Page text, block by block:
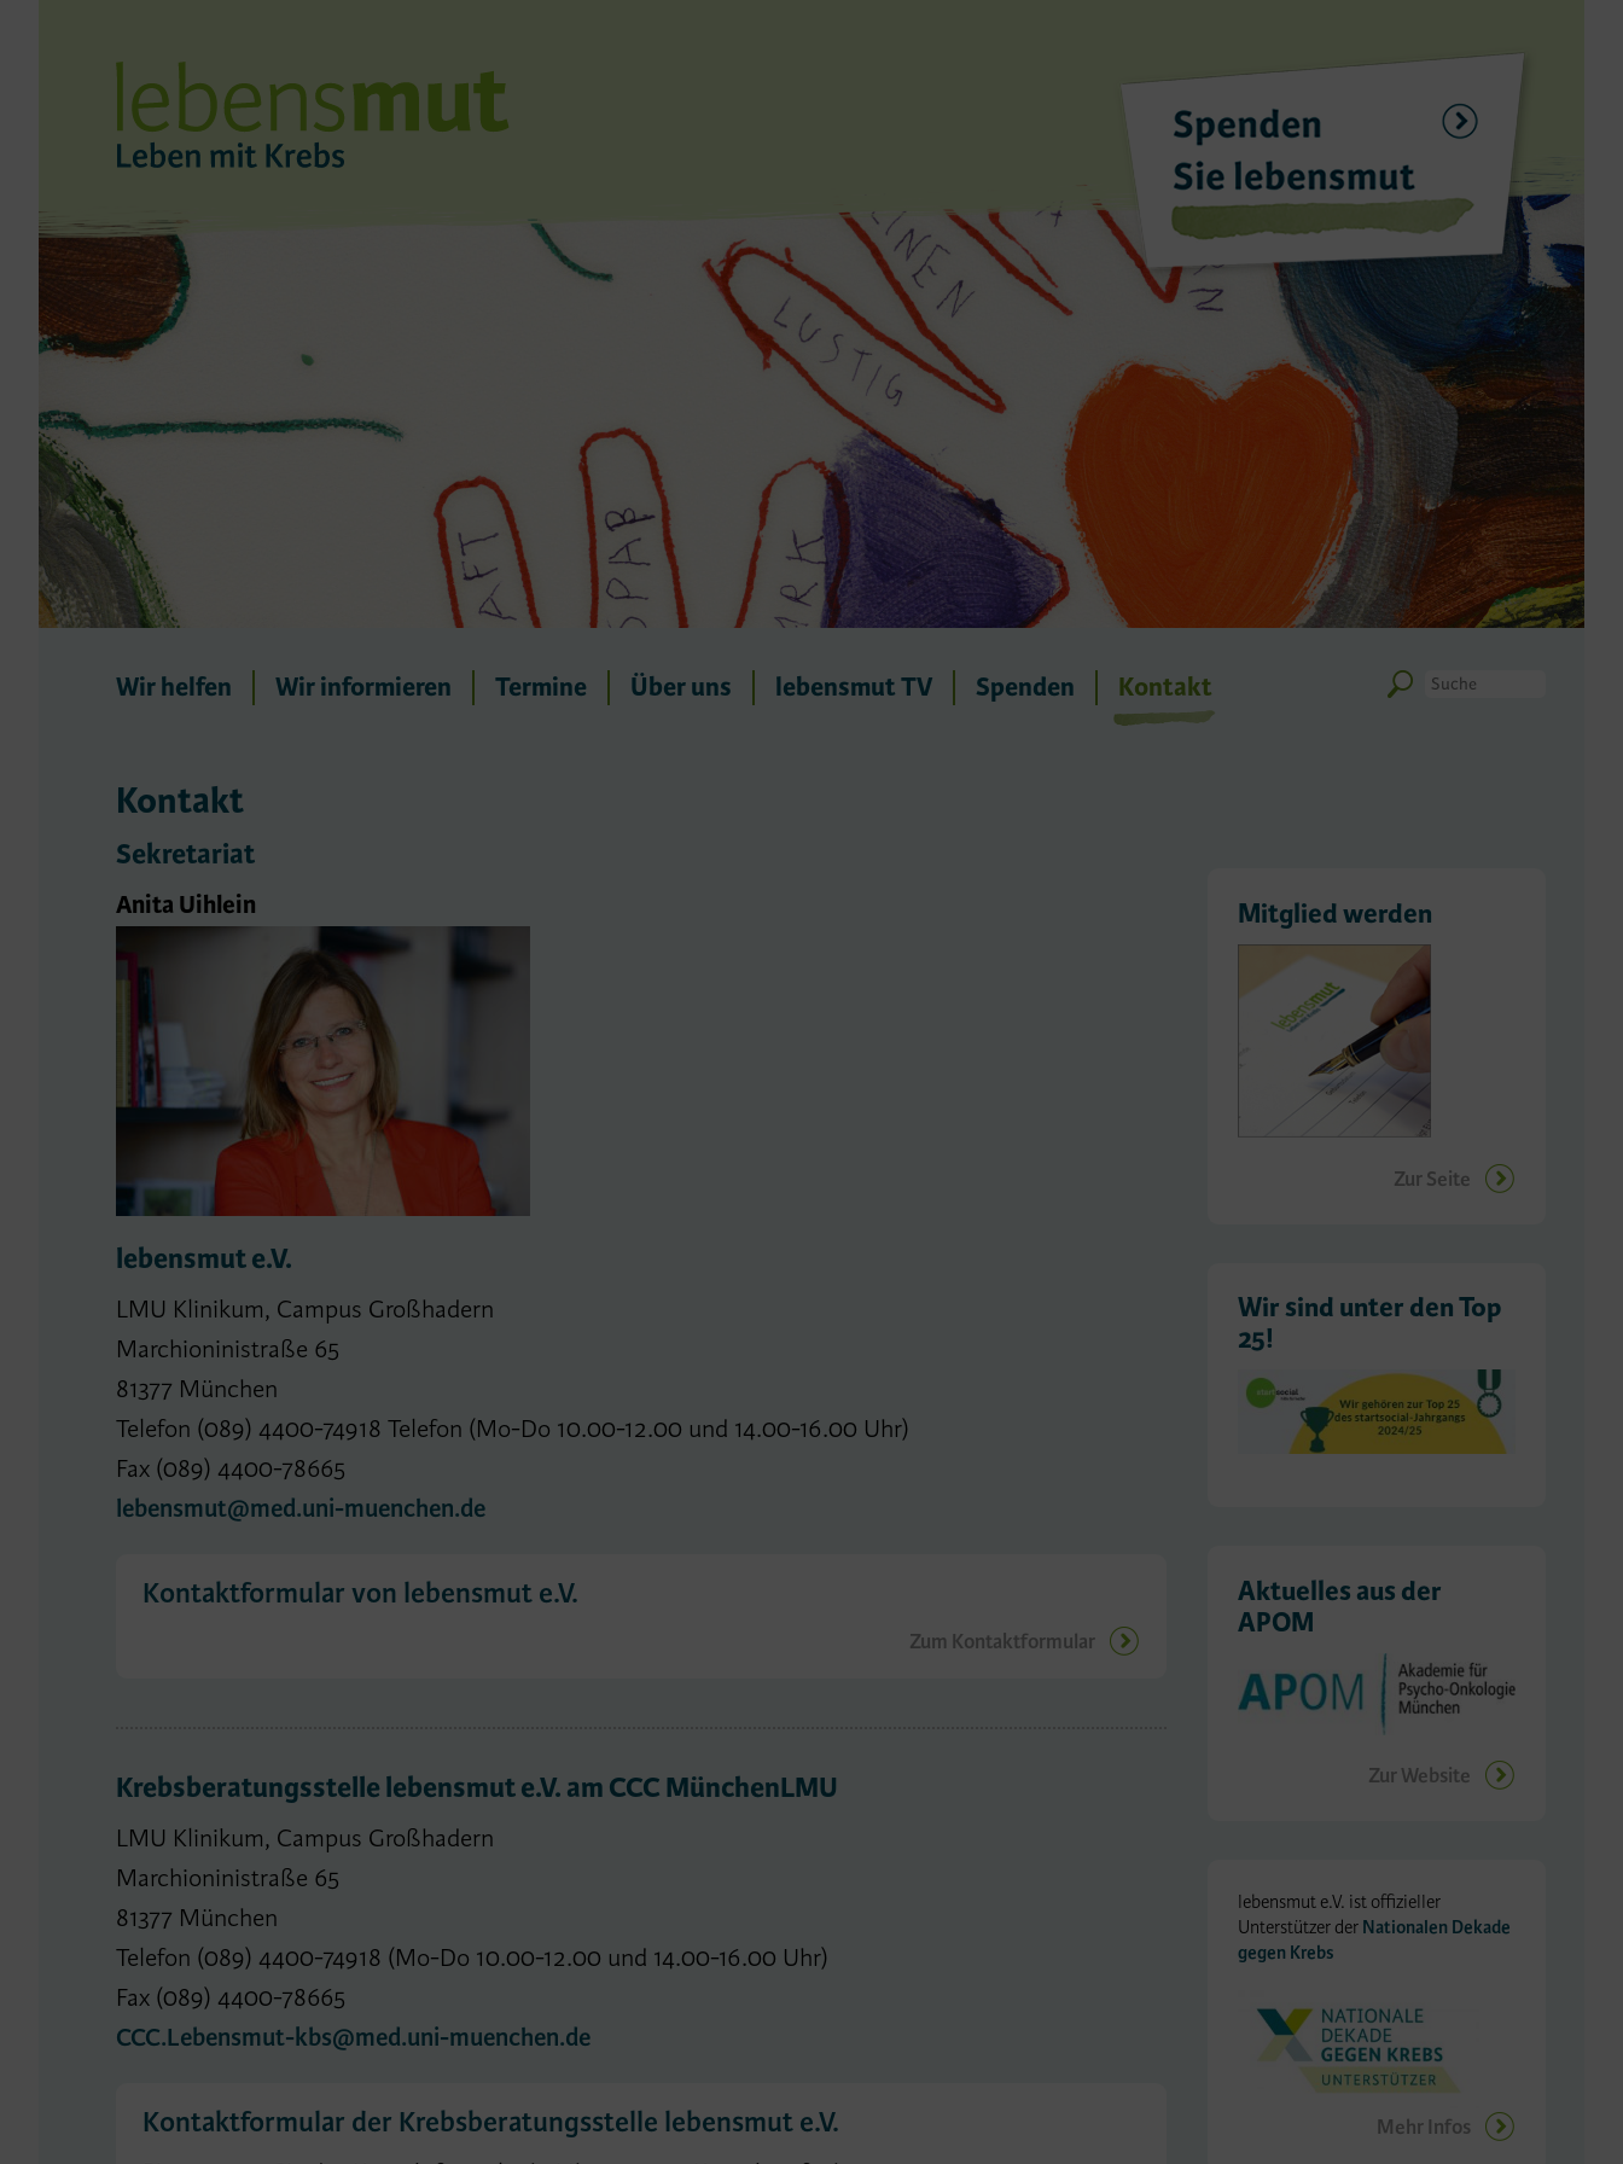
Wir helfen Wir informieren Termine Über uns lebensmut TV Spenden Kontakt
Kontakt
Sekretariat
Anita Uihlein
lebensmut e.V.
LMU Klinikum, Campus Großhadern
Marchioninistraße 65
81377 München
Telefon (089) 4400-74918 Telefon (Mo-Do 10.00-12.00 und 14.00-16.00 Uhr)
Fax (089) 4400-78665
lebensmut@med.uni-muenchen.de
Kontaktformular von lebensmut e.V.
Zum Kontaktformular
Krebsberatungsstelle lebensmut e.V. am CCC MünchenLMU
LMU Klinikum, Campus Großhadern
Marchioninistraße 65
81377 München
Telefon (089) 4400-74918 (Mo-Do 10.00-12.00 und 14.00-16.00 Uhr)
Fax (089) 4400-78665
CCC.Lebensmut-kbs@med.uni-muenchen.de
Kontaktformular der Krebsberatungsstelle lebensmut e.V.
Mitglied werden
Zur Seite
Wir sind unter den Top
25!
Aktuelles aus der
APOM
Zur Website
lebensmut e.V. ist offizieller
Unterstützer derNationalen Dekade
gegen Krebs
Mehr Infos